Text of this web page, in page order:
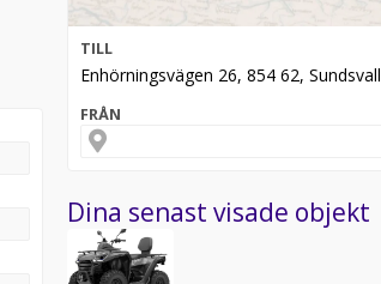
TILL
Enhörningsvägen 26, 854 62, Sundsvall
FRÅN
Dina senast visade objekt